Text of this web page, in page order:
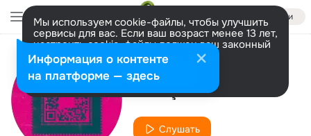
Войти
Мы используем cookie-файлы, чтобы улучшить
сервисы для вас. Если ваш возраст менее 13 лет,
настроить cookie-файлы должен ваш законный
представитель. Больше информации
Разрешить все Настроить
Исполнитель
François V
Слушать
Информация о контенте
на платформе — здесь